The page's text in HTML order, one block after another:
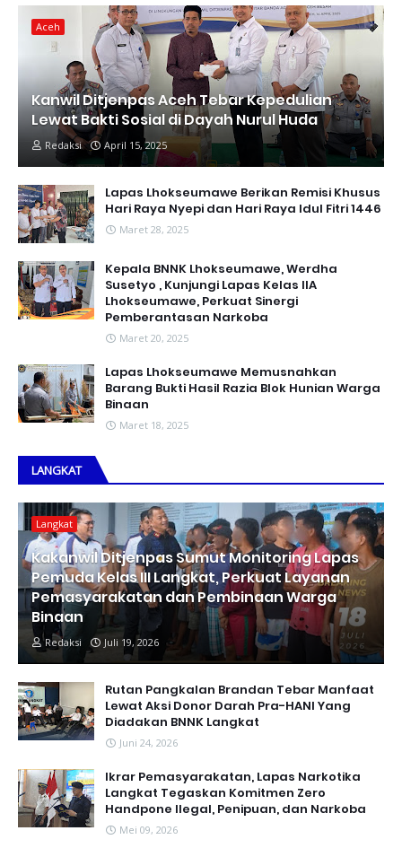
Aceh
Kanwil Ditjenpas Aceh Tebar Kepedulian
Lewat Bakti Sosial di Dayah Nurul Huda
Redaksi April 15, 2025
Lapas Lhokseumawe Berikan Remisi Khusus
Hari Raya Nyepi dan Hari Raya Idul Fitri 1446
Maret 28, 2025
Kepala BNNK Lhokseumawe, Werdha
Susetyo , Kunjungi Lapas Kelas IIA
Lhokseumawe, Perkuat Sinergi
Pemberantasan Narkoba
Maret 20, 2025
Lapas Lhokseumawe Memusnahkan
Barang Bukti Hasil Razia Blok Hunian Warga
Binaan
Maret 18, 2025
LANGKAT
Langkat
Kakanwil Ditjenpas Sumut Monitoring Lapas
Pemuda Kelas III Langkat, Perkuat Layanan
Pemasyarakatan dan Pembinaan Warga
Binaan
Redaksi Juli 19, 2026
Rutan Pangkalan Brandan Tebar Manfaat
Lewat Aksi Donor Darah Pra-HANI Yang
Diadakan BNNK Langkat
Juni 24, 2026
Ikrar Pemasyarakatan, Lapas Narkotika
Langkat Tegaskan Komitmen Zero
Handpone llegal, Penipuan, dan Narkoba
Mei 09, 2026